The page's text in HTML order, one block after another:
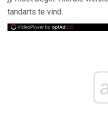
tandarts te vind.